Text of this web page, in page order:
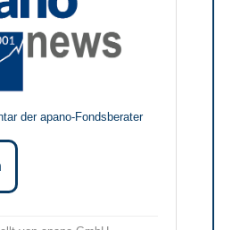
der apano-Fondsberater